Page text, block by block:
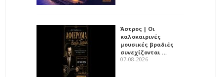
Άστρος | Οι
καλοκαιρινές
μουσικές βραδιές
συνεχίζονται …
07-08-2026